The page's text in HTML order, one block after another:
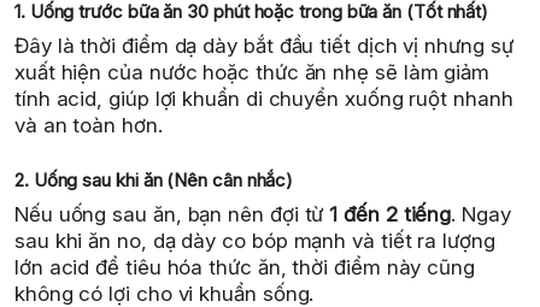
1. Uống trước bữa ăn 30 phút hoặc trong bữa ăn (Tốt nhất)
Đây là thời điểm dạ dày bắt đầu tiết dịch vị nhưng sự
xuất hiện của nước hoặc thức ăn nhẹ sẽ làm giảm
tính acid, giúp lợi khuẩn di chuyển xuống ruột nhanh
và an toàn hơn.
2. Uống sau khi ăn (Nên cân nhắc)
Nếu uống sau ăn, bạn nên đợi từ 1 đến 2 tiếng. Ngay
sau khi ăn no, dạ dày co bóp mạnh và tiết ra lượng
lớn acid để tiêu hóa thức ăn, thời điểm này cũng
không có lợi cho vi khuẩn sống.